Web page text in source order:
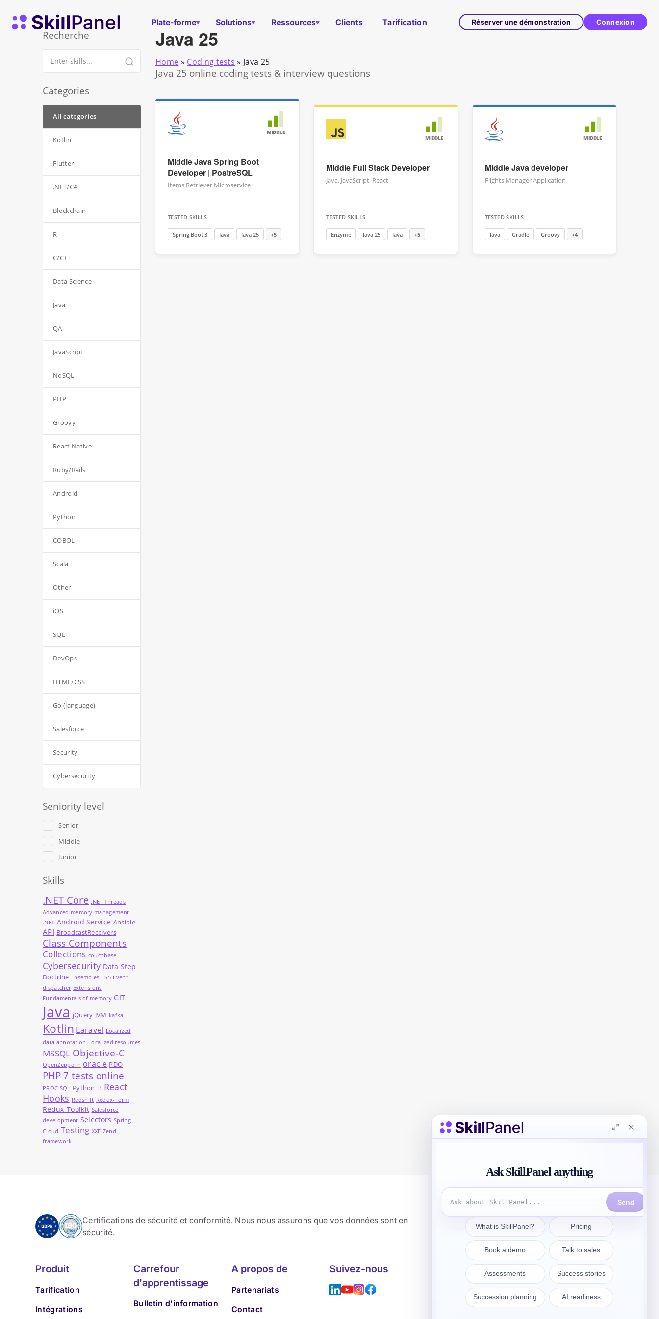
Page d'accueil de SkillPanel
Plate-forme Solutions Ressources Clients Tarification Réserver une démonstration Connexion
Java 25
Home » Coding tests » Java 25
Java 25 online coding tests & interview questions
MIDDLE
Middle Java Spring Boot
Developer | PostreSQL
Items Retriever Microservice
TESTED SKILLS
Spring Boot 3 Java Java 25 +5
MIDDLE
Middle Full Stack Developer
Java, JavaScript, React
TESTED SKILLS
Enzyme Java 25 Java +5
MIDDLE
Middle Java developer
Flights Manager Application
TESTED SKILLS
Java Gradle Groovy +4
Recherche
Categories
All categories
Kotlin
Flutter
.NET/C#
Blockchain
R
C/C++
Data Science
Java
QA
JavaScript
NoSQL
PHP
Groovy
React Native
Ruby/Rails
Android
Python
COBOL
Scala
Other
iOS
SQL
DevOps
HTML/CSS
Go (language)
Salesforce
Security
Cybersecurity
Seniority level
Senior
Middle
Junior
Skills
.NET Core .NET Threads
Advanced memory management
.NET Android Service Ansible
API BroadcastReceivers
Class Components
Collections couchbase
Cybersecurity Data Step
Doctrine Ensembles ES5 Event
dispatcher Extensions
Fundamentals of memory GIT
Java jQuery JVM kafka
Kotlin Laravel Localized
data annotation Localized resources
MSSQL Objective-C
OpenZeppelin oracle PDO
PHP 7 tests online
PROC SQL Python_3 React
Hooks Redshift Redux-Form
Redux-Toolkit Salesforce
development Selectors Spring
Cloud Testing XXE Zend
framework
Certifications de sécurité et conformité. Nous nous assurons que vos données sont en
sécurité.
Produit
Tarification
Intégrations
Carrefour
d'apprentissage
Bulletin d'information
A propos de
Partenariats
Contact
Suivez-nous Prendre contact
sales@skillpanel.com
Adressez-vous au service des